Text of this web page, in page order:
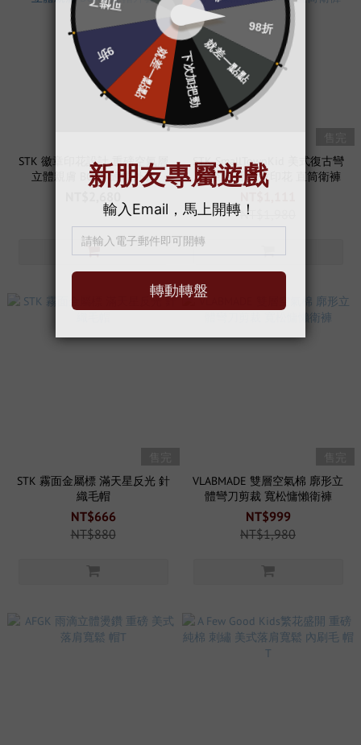
STK 徽章印花設計 重磅空氣層
立體親膚 BOXY 連帽外套
STK SmallTownKid 美式復古彎
刀 空氣層 徽章印花 直筒衛褲
NT$1,980
STK 霧面金屬標 滿天星反光 針
織毛帽
NT$666
NT$880
VLABMADE 雙層空氣棉 廓形立
體彎刀剪裁 寬松慵懶衛褲
NT$999
NT$1,980